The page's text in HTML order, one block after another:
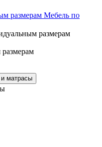
Мебель по
и матрасы